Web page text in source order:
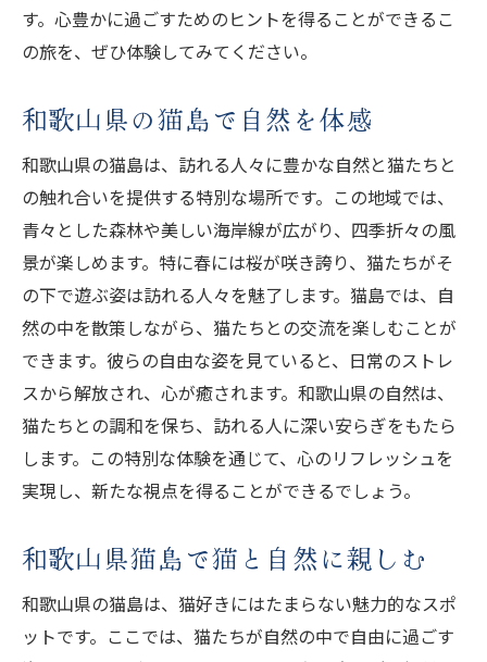
す。心豊かに過ごすためのヒントを得ることができるこ
の旅を、ぜひ体験してみてください。
和歌山県の猫島で自然を体感
和歌山県の猫島は、訪れる人々に豊かな自然と猫たちと
の触れ合いを提供する特別な場所です。この地域では、
青々とした森林や美しい海岸線が広がり、四季折々の風
景が楽しめます。特に春には桜が咲き誇り、猫たちがそ
の下で遊ぶ姿は訪れる人々を魅了します。猫島では、自
然の中を散策しながら、猫たちとの交流を楽しむことが
できます。彼らの自由な姿を見ていると、日常のストレ
スから解放され、心が癒されます。和歌山県の自然は、
猫たちとの調和を保ち、訪れる人に深い安らぎをもたら
します。この特別な体験を通じて、心のリフレッシュを
実現し、新たな視点を得ることができるでしょう。
和歌山県猫島で猫と自然に親しむ
和歌山県の猫島は、猫好きにはたまらない魅力的なスポ
ットです。ここでは、猫たちが自然の中で自由に過ごす